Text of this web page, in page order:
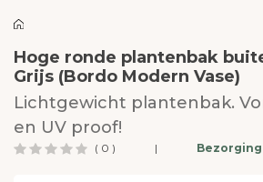
Hoge ronde plantenbak
Grijs (Bordo Modern Vase)
Lichtgewicht plantenbak.
en UV proof!
( 0 ) |